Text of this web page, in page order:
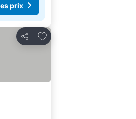
prix
Partager
Ajouter à mes favoris